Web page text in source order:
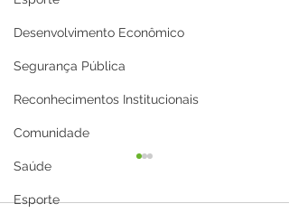
Desenvolvimento Econômico
Segurança Pública
Reconhecimentos Institucionais
Comunidade
Saúde
Esporte